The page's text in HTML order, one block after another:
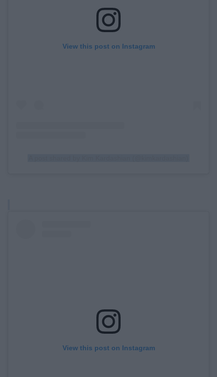
View this post on Instagram
View this post on Instagram